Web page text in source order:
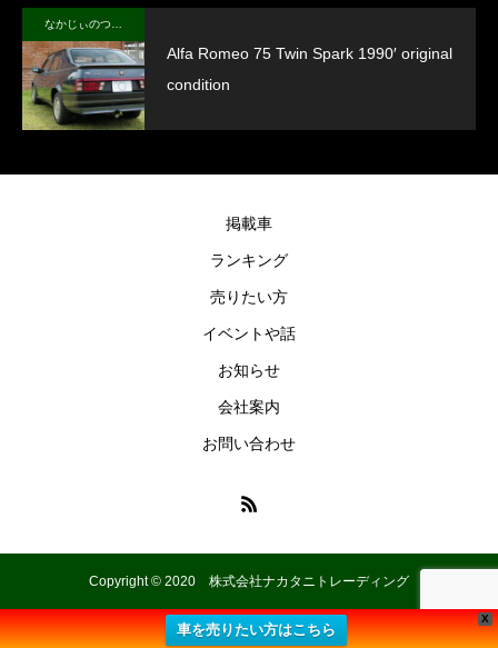
Alfa Romeo 75 Twin Spark 1990′ original
condition
掲載車
ランキング
売りたい方
イベントや話
お知らせ
会社案内
お問い合わせ
Copyright © 2020 株式会社ナカタニトレーディング
X
車を売りたい方はこちら